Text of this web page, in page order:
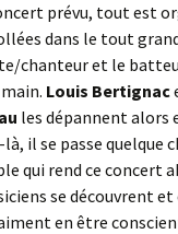
prévu, tout est
dans le tout
chanteur et le
Louis Bertignac
les dépannent alors
il se passe quelque
qui rend ce concert
se découvrent
en être